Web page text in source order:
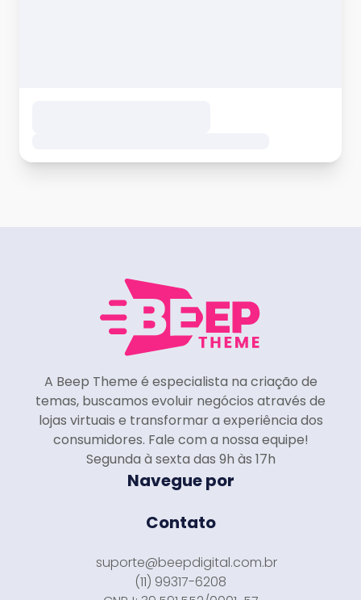
A Beep Theme é especialista na criação de
temas, buscamos evoluir negócios através de
lojas virtuais e transformar a experiência dos
consumidores. Fale com a nossa equipe!
Segunda à sexta das 9h às 17h
Navegue por
Contato
suporte@beepdigital.com.br
(11) 99317-6208